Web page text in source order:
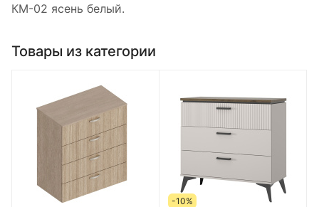
КМ-02 ясень белый.
Товары из категории
-10%